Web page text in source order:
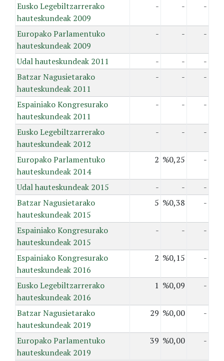
Eusko Legebiltzarrerako
hauteskundeak 2009
- - -
Europako Parlamentuko
hauteskundeak 2009
- - -
Udal hauteskundeak 2011 - -
-
Batzar Nagusietarako
hauteskundeak 2011
- - -
Espainiako Kongresurako
hauteskundeak 2011
- - -
Eusko Legebiltzarrerako
hauteskundeak 2012
- - -
Europako Parlamentuko
hauteskundeak 2014
2 %0,25 -
Udal hauteskundeak 2015 - -
-
Batzar Nagusietarako
hauteskundeak 2015
5 %0,38 -
Espainiako Kongresurako
hauteskundeak 2015
- - -
Espainiako Kongresurako
hauteskundeak 2016
2 %0,15 -
Eusko Legebiltzarrerako
hauteskundeak 2016
1 %0,09 -
Batzar Nagusietarako
hauteskundeak 2019
29 %0,00 -
Europako Parlamentuko
hauteskundeak 2019
39 %0,00 -